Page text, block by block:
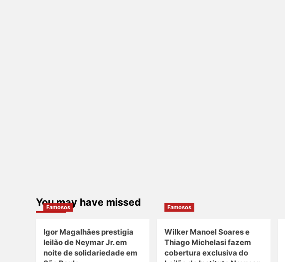
You may have missed
Famosos
Igor Magalhães prestigia
leilão de Neymar Jr. em
noite de solidariedade em
Famosos
Wilker Manoel Soares e
Thiago Michelasi fazem
cobertura exclusiva do